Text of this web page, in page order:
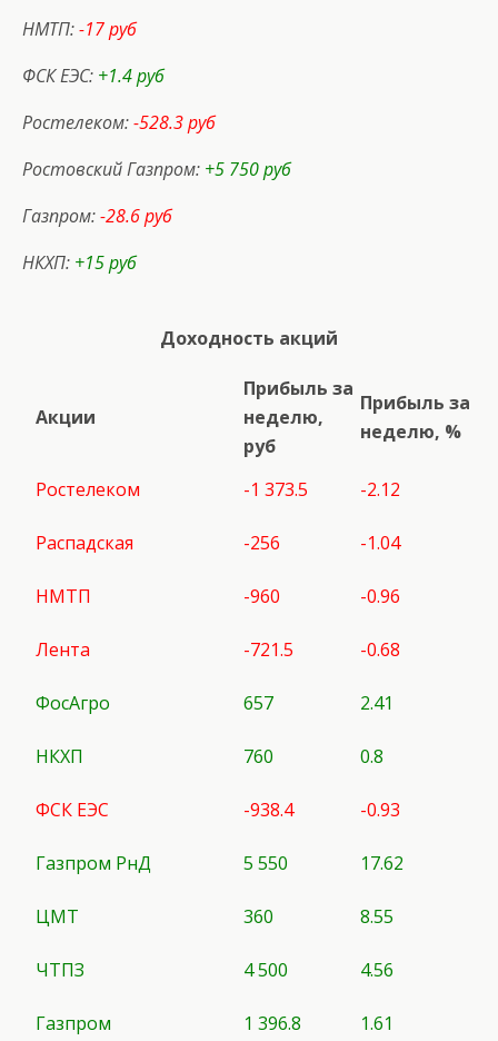
НМТП:-17 руб
ФСК ЕЭС: +1.4 руб
Ростелеком:-528.3 руб
Ростовский Газпром: +5 750 руб
Газпром:-28.6 руб
НКХП: +15 руб
Доходность акций
Акции
Прибыль за
неделю,
руб
Прибыль за
неделю, %
Ростелеком -1 373.5 -2.12
Распадская -256 -1.04
НМТП -960 -0.96
Лента -721.5 -0.68
ФосАгро 657 2.41
НКХП 760 0.8
ФСК ЕЭС -938.4 -0.93
Газпром РнД 5 550 17.62
ЦМТ 360 8.55
ЧТПЗ 4 500 4.56
Газпром 1 396.8 1.61